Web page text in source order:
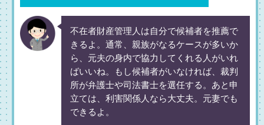
不在者財産管理人は自分で候補者を推薦で
きるよ。通常、親族がなるケースが多いか
ら、元夫の身内で協力してくれる人がいれ
ばいいね。もし候補者がいなければ、裁判
所が弁護士や司法書士を選任する。あと申
立ては、利害関係人なら大丈夫。元妻でも
できるよ。